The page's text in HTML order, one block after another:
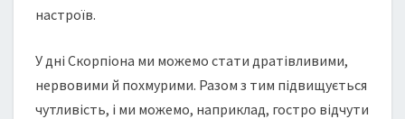
настроїв.
У дні Скорпіона ми можемо стати дратівливими,
нервовими й похмурими. Разом з тим підвищується
чутливість, і ми можемо, наприклад, гостро відчути